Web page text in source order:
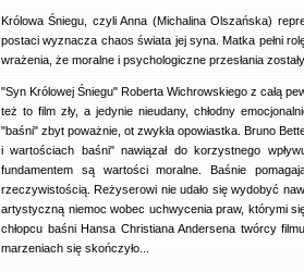
Królowa Śniegu, czyli Anna (Michalina Olszańska)
postaci wyznacza chaos świata jej syna. Matka pełni
wrażenia, że moralne i psychologiczne przesłania
"Syn Królowej Śniegu" Roberta Wichrowskiego z całą
też to film zły, a jedynie nieudany, chłodny
"baśni" zbyt poważnie, ot zwykła opowiastka. Bruno
i wartościach baśni" nawiązał do korzystnego
fundamentem są wartości moralne. Baśnie
rzeczywistością. Reżyserowi nie udało się wydobyć
artystyczną niemoc wobec uchwycenia praw, którymi
chłopcu baśni Hansa Christiana Andersena twórcy
marzeniach się skończyło...